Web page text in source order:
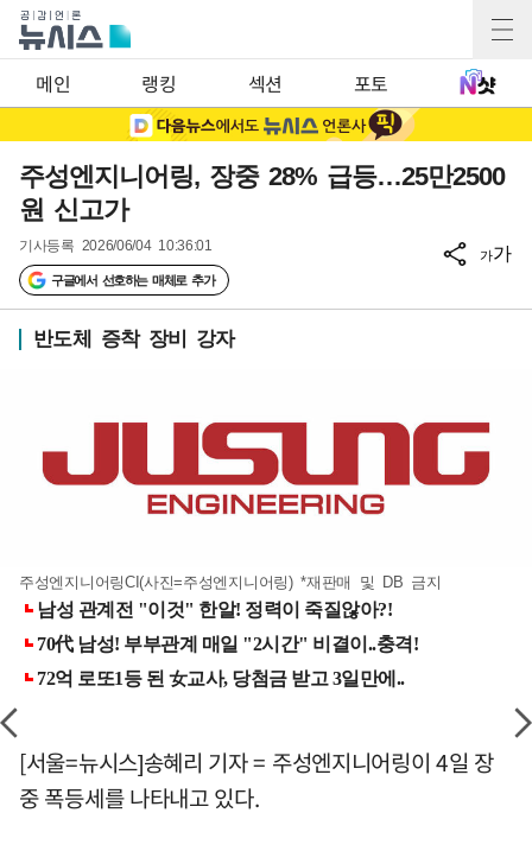
메인 랭킹 섹션 포토
주성엔지니어링, 장중 28% 급등…25만2500
원 신고가
기사등록 2026/06/04 10:36:01
구글에서 선호하는 매체로 추가
가가
반도체 증착 장비 강자
주성엔지니어링CI(사진=주성엔지니어링) *재판매 및 DB 금지
[서울=뉴시스]송혜리 기자 = 주성엔지니어링이 4일 장
중 폭등세를 나타내고 있다.